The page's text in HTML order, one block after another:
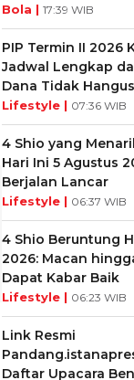
Bola | 17:39 WIB
PIP Termin II 2026
Jadwal Lengkap
Dana Tidak
Lifestyle | 07:36 WIB
4 Shio yang
Hari Ini 5 Agustus
Berjalan Lancar
Lifestyle | 06:37 WIB
4 Shio Beruntung
2026: Macan
Dapat Kabar Baik
Lifestyle | 06:23 WIB
Link Resmi
Daftar Upacara